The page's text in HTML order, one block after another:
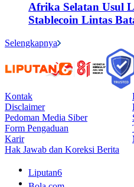
Afrika Selatan Usul
Stablecoin Lintas
Selengkapnya
Kontak
Disclaimer
Pedoman Media Siber
Form Pengaduan
Karir
Hak Jawab dan Koreksi Berita
Liputan6